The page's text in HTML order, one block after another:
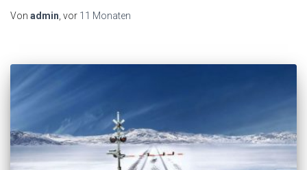
Von admin , vor 11 Monaten